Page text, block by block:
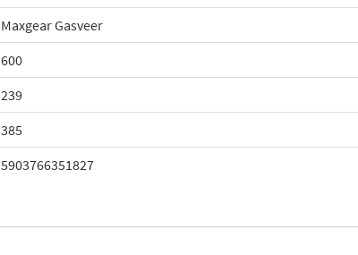
Maxgear Gasveer
600
239
385
5903766351827